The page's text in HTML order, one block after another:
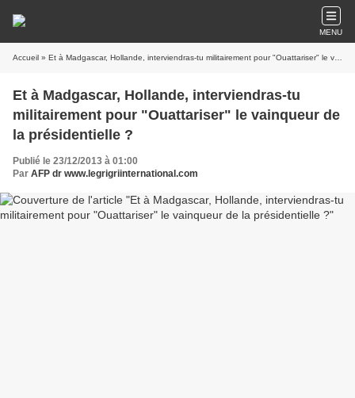
MENU
Accueil » Et à Madgascar, Hollande, interviendras-tu militairement pour "Ouattariser" le vainqueur de la présidentielle ?
Et à Madgascar, Hollande, interviendras-tu
militairement pour "Ouattariser" le vainqueur de
la présidentielle ?
Publié le 23/12/2013 à 01:00
Par AFP dr www.legrigriinternational.com